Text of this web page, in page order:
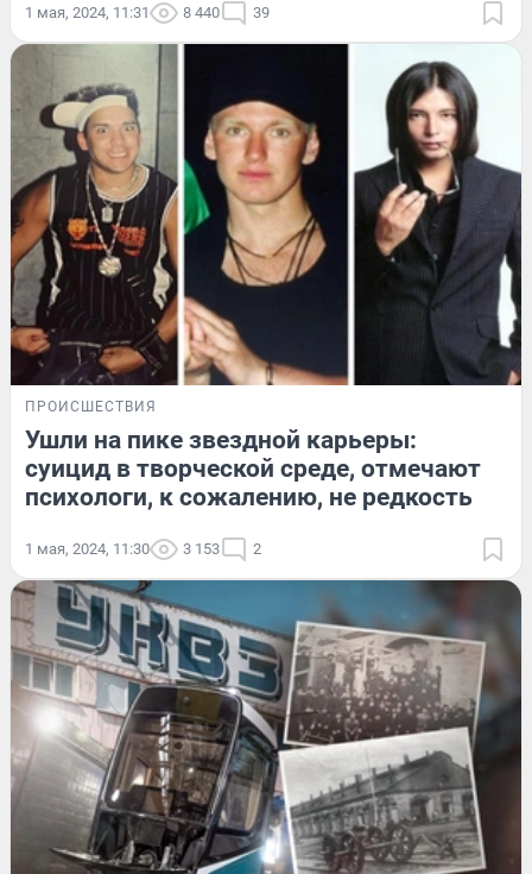
1 мая, 2024, 11:31 8 440 39
ПРОИСШЕСТВИЯ
Ушли на пике звездной карьеры:
суицид в творческой среде, отмечают
психологи, к сожалению, не редкость
1 мая, 2024, 11:30 3 153 2